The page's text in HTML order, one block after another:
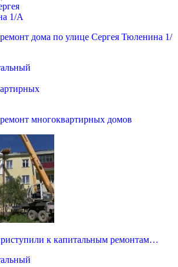
дома по улице Сергея Тюленина 1/
многоквартирных домов
к капитальным ремонтам…